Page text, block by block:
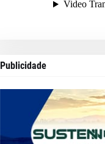
Publicidade